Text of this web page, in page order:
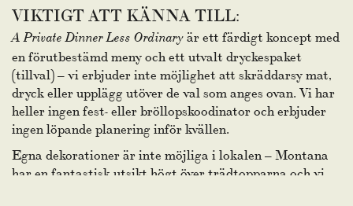
VIKTIGT ATT KÄNNA TILL:
A Private Dinner Less Ordinaryär ett färdigt koncept med
en förutbestämd meny och ett utvalt dryckespaket
(tillval) – vi erbjuder inte möjlighet att skräddarsy mat,
dryck eller upplägg utöver de val som anges ovan. Vi har
heller ingen fest- eller bröllopskoodinator och erbjuder
ingen löpande planering inför kvällen.
Egna dekorationer är inte möjliga i lokalen – Montana
har en fantastisk utsikt högt över trädtopparna och vi